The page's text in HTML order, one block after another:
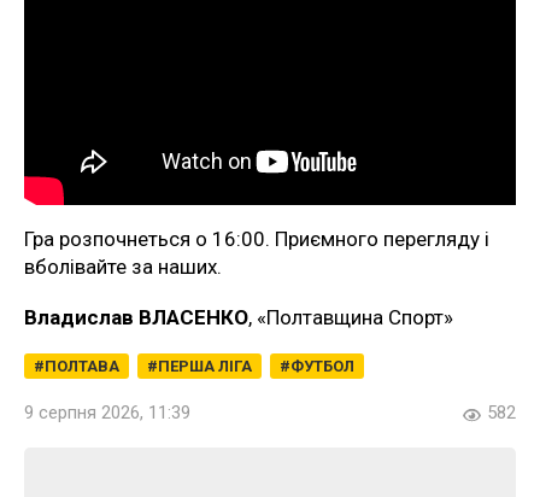
Гра розпочнеться о 16:00. Приємного перегляду і
вболівайте за наших.
Владислав ВЛАСЕНКО, «Полтавщина Спорт»
ПОЛТАВА ПЕРША ЛІГА ФУТБОЛ
9 серпня 2026, 11:39 582